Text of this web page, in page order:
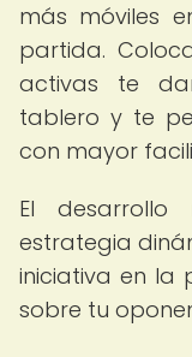
más móviles
partida.
activas te
tablero y te
con mayor
El
estrategia
iniciativa en la
sobre tu